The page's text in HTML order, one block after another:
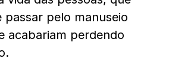
passar pelo manuseio
acabariam perdendo